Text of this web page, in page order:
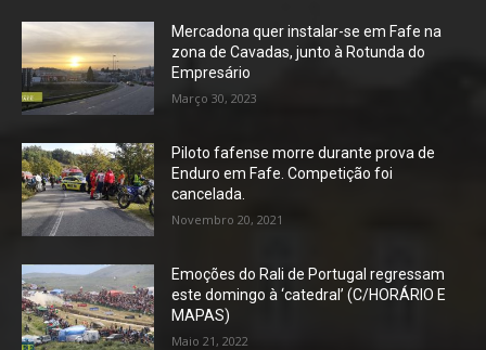
Mercadona quer instalar-se em Fafe na
zona de Cavadas, junto à Rotunda do
Empresário
Março 30, 2023
Piloto fafense morre durante prova de
Enduro em Fafe. Competição foi
cancelada.
Novembro 20, 2021
Emoções do Rali de Portugal regressam
este domingo à ‘catedral’ (C/HORÁRIO E
MAPAS)
Maio 21, 2022